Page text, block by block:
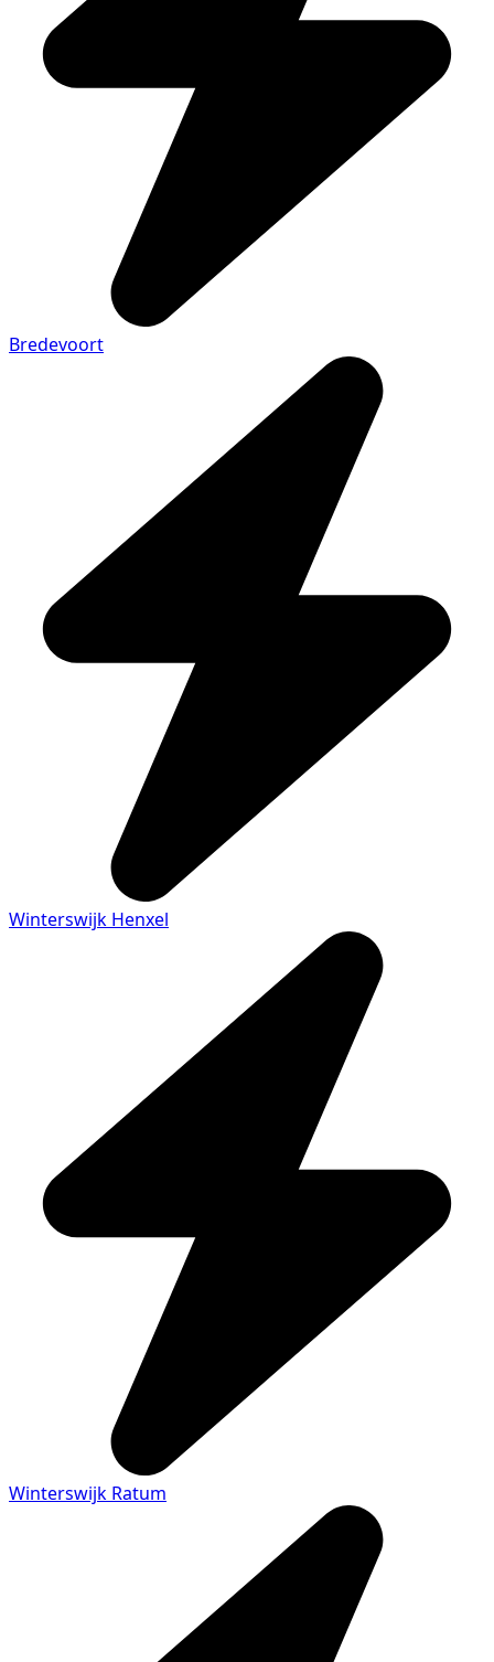
Bredevoort
Winterswijk Henxel
Winterswijk Ratum